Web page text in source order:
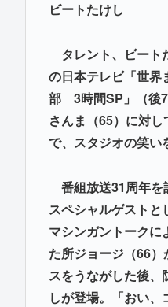
ビートたけし
タレント、ビート
の日本テレビ「世界
部 3時間SP」（後
さんま（65）に対
で、スタジオの笑い
番組放送31周年を
スペシャルゲストと
マシンガントークに
た所ジョージ（66
スをうながした後、
しが登場。「おい